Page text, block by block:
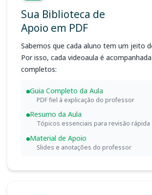
Sua Biblioteca de
Apoio em PDF
Sabemos que cada aluno tem um jeito
Por isso, cada videoaula é
completos:
Guia Completo da Aula
PDF fiel à explicação do professor
Resumo da Aula
Tópicos essenciais para revisão rápida
Material de Apoio
Slides e anotações do professor